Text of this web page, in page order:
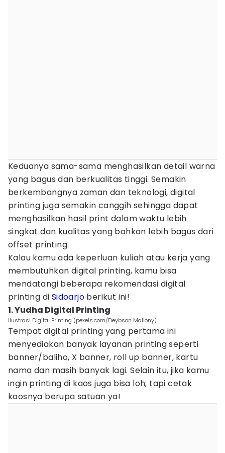
Keduanya sama-sama menghasilkan detail warna
yang bagus dan berkualitas tinggi. Semakin
berkembangnya zaman dan teknologi, digital
printing juga semakin canggih sehingga dapat
menghasilkan hasil print dalam waktu lebih
singkat dan kualitas yang bahkan lebih bagus dari
offset printing.
Kalau kamu ada keperluan kuliah atau kerja yang
membutuhkan digital printing, kamu bisa
mendatangi beberapa rekomendasi digital
printing di Sidoarjo berikut ini!
1. Yudha Digital Printing
Ilustrasi Digital Printing (pexels.com/Deybson Mallony)
Tempat digital printing yang pertama ini
menyediakan banyak layanan printing seperti
banner/baliho, X banner, roll up banner, kartu
nama dan masih banyak lagi. Selain itu, jika kamu
ingin printing di kaos juga bisa loh, tapi cetak
kaosnya berupa satuan ya!